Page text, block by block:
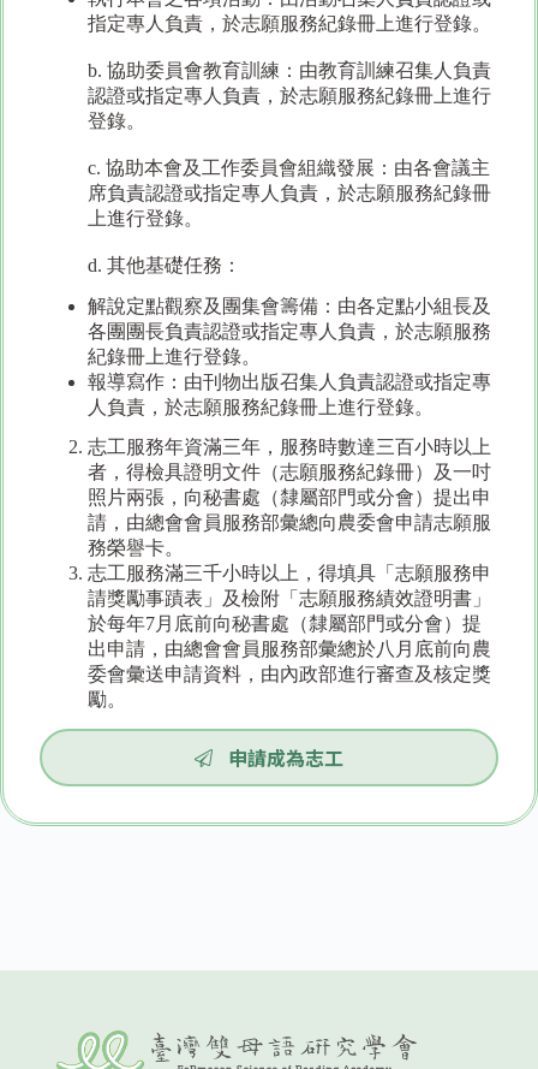
指定專人負責，於志願服務紀錄冊上進行登錄。
b. 協助委員會教育訓練：由教育訓練召集人負責
認證或指定專人負責，於志願服務紀錄冊上進行
登錄。
c. 協助本會及工作委員會組織發展：由各會議主
席負責認證或指定專人負責，於志願服務紀錄冊
上進行登錄。
d. 其他基礎任務：
解說定點觀察及團集會籌備：由各定點小組長及
各團團長負責認證或指定專人負責，於志願服務
紀錄冊上進行登錄。
報導寫作：由刊物出版召集人負責認證或指定專
人負責，於志願服務紀錄冊上進行登錄。
志工服務年資滿三年，服務時數達三百小時以上
者，得檢具證明文件（志願服務紀錄冊）及一吋
照片兩張，向秘書處（隸屬部門或分會）提出申
請，由總會會員服務部彙總向農委會申請志願服
務榮譽卡。
志工服務滿三千小時以上，得填具「志願服務申
請獎勵事蹟表」及檢附「志願服務績效證明書」
於每年7月底前向秘書處（隸屬部門或分會）提
出申請，由總會會員服務部彙總於八月底前向農
委會彙送申請資料，由內政部進行審查及核定獎
勵。
申請成為志工